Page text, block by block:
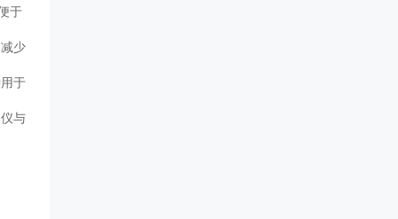
于
减少
用于
仪与